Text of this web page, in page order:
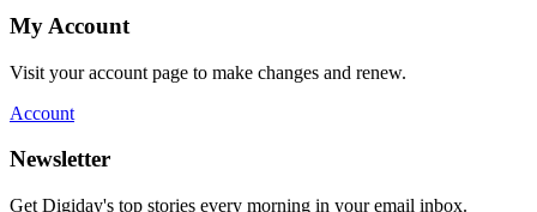
My Account
Visit your account page to make changes and renew.
Account
Newsletter
Get Digiday's top stories every morning in your email inbox.